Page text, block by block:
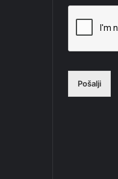
Pošalji